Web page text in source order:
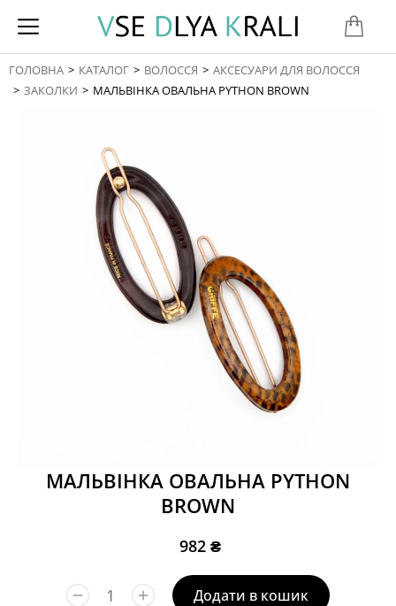
You are here:
ГОЛОВНА КАТАЛОГ ВОЛОССЯ
АКСЕСУАРИ ДЛЯ ВОЛОССЯ
ЗАКОЛКИ
МАЛЬВІНКА ОВАЛЬНА PYTHON BROWN
МАЛЬВІНКА ОВАЛЬНА PYTHON
BROWN
982 ₴
Додати в кошик